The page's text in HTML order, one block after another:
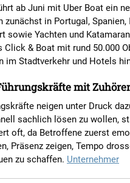
ab Juni mit Uber Boat ein
zunächst in Portugal,
sowie Yachten und
Click & Boat mit rund 50.000
im Stadtverkehr und Hotels
mit
neigen unter Druck
sachlich lösen zu wollen,
oft, da Betroffene zuerst
Präsenz zeigen, Tempo
zu schaffen. Unternehmer